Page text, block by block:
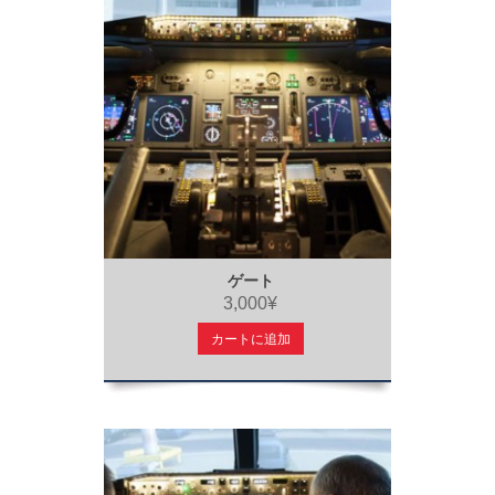
ゲート
3,000¥
カートに追加